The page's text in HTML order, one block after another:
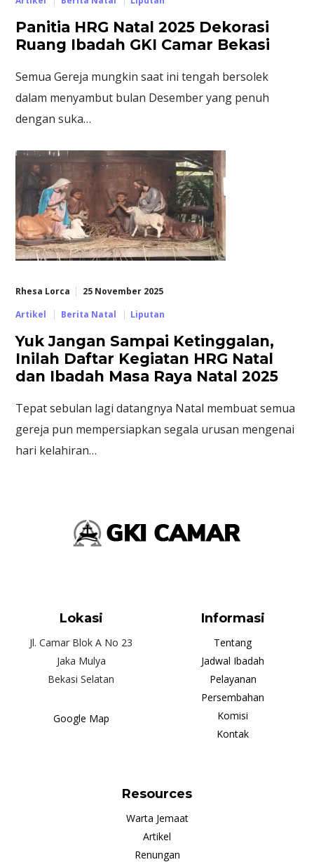
Panitia HRG Natal 2025 Dekorasi
Ruang Ibadah GKI Camar Bekasi
Semua Gereja mungkin saat ini tengah bersolek
dalam menyambut bulan Desember yang penuh
dengan suka…
Rhesa Lorca
25 November 2025
Artikel
Berita Natal Liputan
Yuk Jangan Sampai Ketinggalan,
Inilah Daftar Kegiatan HRG Natal
dan Ibadah Masa Raya Natal 2025
Tepat sebulan lagi datangnya Natal membuat semua
gereja pun mempersiapkan segala urusan mengenai
hari kelahiran…
Lokasi
Jl. Camar Blok A No 23
Jaka Mulya
Bekasi Selatan
Google Map
Informasi
Tentang
Jadwal Ibadah
Pelayanan
Persembahan
Komisi
Kontak
Resources
Warta Jemaat
Artikel
Renungan